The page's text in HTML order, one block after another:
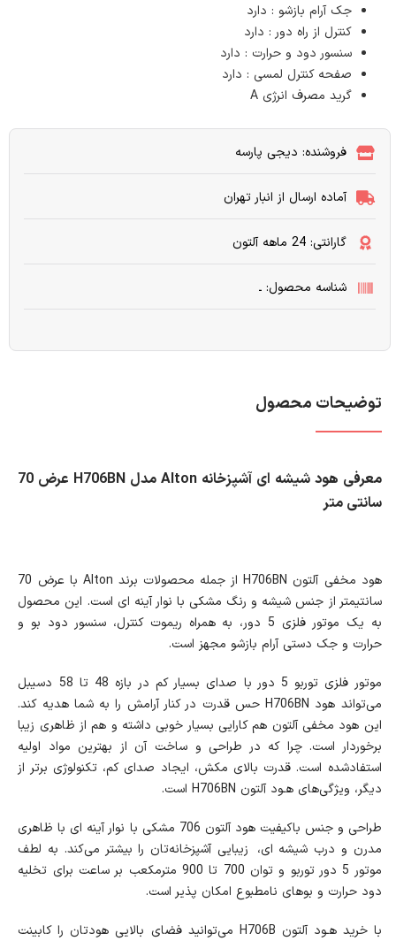
جک آرام بازشو : دارد
کنترل از راه دور : دارد
سنسور دود و حرارت : دارد
صفحه کنترل لمسی : دارد
گرید مصرف انرژی A
فروشنده: دیجی پارسه
آماده ارسال از انبار تهران
گارانتی: 24 ماهه آلتون
شناسه محصول: ـ
توضیحات محصول
معرفی هود شیشه ای آشپزخانه Alton مدل H706BN عرض 70
سانتی متر
هود مخفی آلتون H706BN از جمله محصولات برند Alton با عرض 70
سانتیمتر از جنس شیشه و رنگ مشکی با نوار آینه ای است. این محصول
به یک موتور فلزی 5 دور، به همراه ریموت کنترل، سنسور دود بو و
حرارت و جک دستی آرام بازشو مجهز است.
موتور فلزی توربو 5 دور با صدای بسیار کم در بازه 48 تا 58 دسیبل
می‌تواند هود H706BN حس قدرت در کنار آرامش را به شما هدیه کند.
این هود مخفی آلتون هم کارایی بسیار خوبی داشته و هم از ظاهری زیبا
برخوردار است. چرا که در طراحی و ساخت آن از بهترین مواد اولیه
استفاد‌شده است. قدرت بالای مکش، ایجاد صدای کم، تکنولوژی برتر از
دیگر، ویژگی‌های هـود آلتون H706BN است.
طراحی و جنس باکیفیت هود آلتون 706 مشکی با نوار آینه ای با ظاهری
مدرن و درب شیشه ای، زیبایی آشپزخانه‌تان را بیشتر می‌کند. به لطف
موتور 5 دور توربو و توان 700 تا 900 مترمکعب بر ساعت برای تخلیه
دود حرارت و بوهای نامطبوع امکان پذیر است.
با خرید هـود آلتون H706B می‌توانید فضای بالایی هودتان را کابینت